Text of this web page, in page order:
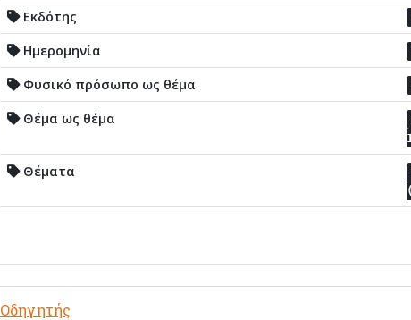
Εκδότης
Ημερομηνία
Φυσικό πρόσωπο ως θέμα
Θέμα ως θέμα
Θέματα
Οδηγητής